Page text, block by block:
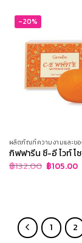
-20%
ผลิตภัณฑ์ความงามและขอ
กิฟฟารีน ซี-อี ไวท์ โ
฿132.00 Original
price
฿105.00
1 2